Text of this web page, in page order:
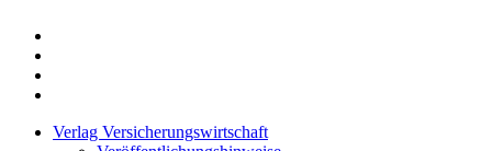
Verlag Versicherungswirtschaft